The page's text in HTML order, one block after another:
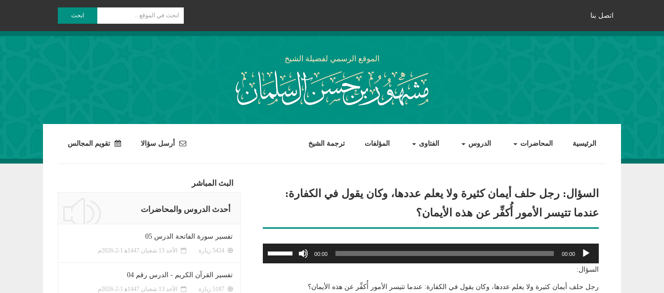
اتصل بنا ابحث
الموقع الرسمي لفضيلة الشيخ
الرئيسية المحاضرات الدروس الفتاوى المؤلفات ترجمة الشيخ أرسل سؤالا تقويم المجالس
السؤال: رجل حلف أيمان كثيرة ولا يعلم عددها، وكان يقول في الكفارة:
عندما تتيسر الأمور أُكفِّر عن هذه الأيمان؟
مشغل
الصوت
00:00
00:00
السؤال:
رجل حلف أيمان كثيرة ولا يعلم عددها، وكان يقول في الكفارة: عندما تتيسر الأمور أُكفِّر عن هذه الأيمان؟
البث المباشر
أحدث الدروس والمحاضرات
تفسير سورة الفاتحة الدرس 05
الأحد 13 شعبان 1447ﻫ 1-2-2026م
تفسير القرآن الكريم - الدرس رقم 04
الأحد 13 شعبان 1447ﻫ 1-2-2026م